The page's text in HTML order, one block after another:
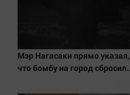
Мэр Нагасаки прямо указал,
что бомбу на город сбросил